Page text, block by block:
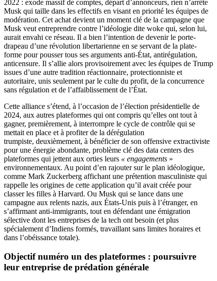
2022 : exode massif de comptes, départ d’annonceurs, rien n’arrête
Musk qui taille dans les effectifs en visant en priorité les équipes de
modération. Cet achat devient un moment clé de la campagne que
Musk veut entreprendre contre l’idéologie dite woke qui, selon lui,
aurait envahi ce réseau. Il a bien l’intention de devenir le porte-
drapeau d’une révolution libertarienne en se servant de la plate-
forme pour pousser tous ses arguments anti-État, antirégulation,
anticensure. Il s’allie alors provisoirement avec les équipes de Trump
issues d’une autre tradition réactionnaire, protectionniste et
autoritaire, unis seulement par le culte du profit, de la concurrence
sans régulation et de l’affaiblissement de l’État.
Cette alliance s’étend, à l’occasion de l’élection présidentielle de
2024, aux autres plateformes qui ont compris qu’elles ont tout à
gagner, premièrement, à interrompre le cycle de contrôle qui se
mettait en place et à profiter de la dérégulation
trumpiste, deuxièmement, à bénéficier de son offensive extractiviste
pour une énergie abondante, problème clé des data centers des
plateformes qui jettent aux orties leurs « engagements »
environnementaux. Au point d’en rajouter sur le plan idéologique,
comme Mark Zuckerberg affichant une prétention masculiniste qui
rappelle les origines de cette application qu’il avait créée pour
classer les filles à Harvard. Ou Musk qui se lance dans une
campagne aux relents nazis, aux États-Unis puis à l’étranger, en
s’affirmant anti-immigrants, tout en défendant une émigration
sélective dont les entreprises de la tech ont besoin (et plus
spécialement d’Indiens formés, travaillant sans limites horaires et
dans l’obéissance totale).
Objectif numéro un des plateformes : poursuivre
leur entreprise de prédation générale